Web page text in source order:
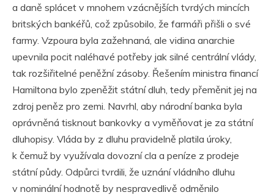
a daně splácet v mnohem vzácnějších tvrdých mincích
britských bankéřů, což způsobilo, že farmáři přišli o své
farmy. Vzpoura byla zažehnaná, ale vidina anarchie
upevnila pocit naléhavé potřeby jak silné centrální vlády,
tak rozšiřitelné peněžní zásoby. Řešením ministra financí
Hamiltona bylo zpeněžit státní dluh, tedy přeměnit jej na
zdroj peněz pro zemi. Navrhl, aby národní banka byla
oprávněná tisknout bankovky a vyměňovat je za státní
dluhopisy. Vláda by z dluhu pravidelně platila úroky,
k čemuž by využívala dovozní cla a peníze z prodeje
státní půdy. Odpůrci tvrdili, že uznání vládního dluhu
v nominální hodnotě by nespravedlivě odměnilo